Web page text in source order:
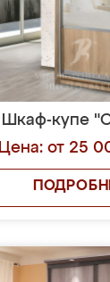
Шкаф-купе
Цена: от 25